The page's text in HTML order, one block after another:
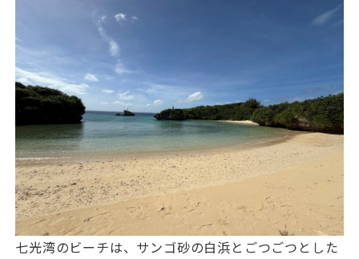
七光湾のビーチは、サンゴ砂の白浜とごつごつとした